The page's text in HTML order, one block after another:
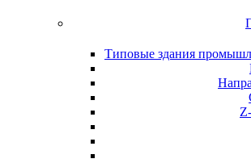
Типовые здания